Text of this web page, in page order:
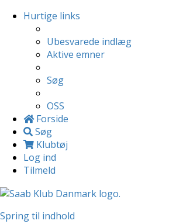
Hurtige links
Ubesvarede indlæg
Aktive emner
Søg
OSS
Forside
Søg
Klubtøj
Log ind
Tilmeld
Spring til indhold